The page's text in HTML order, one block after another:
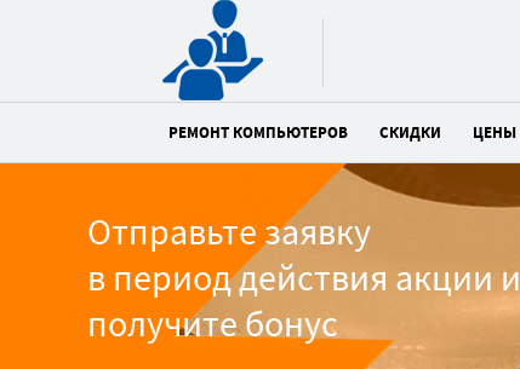
РЕМОНТ КОМПЬЮТЕРОВ СКИДКИ ЦЕНЫ
Отправьте заявку
в период действия акции и
получите бонус